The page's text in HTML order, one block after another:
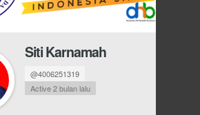
Siti Karnamah
@4006251319
Active 2 bulan lalu